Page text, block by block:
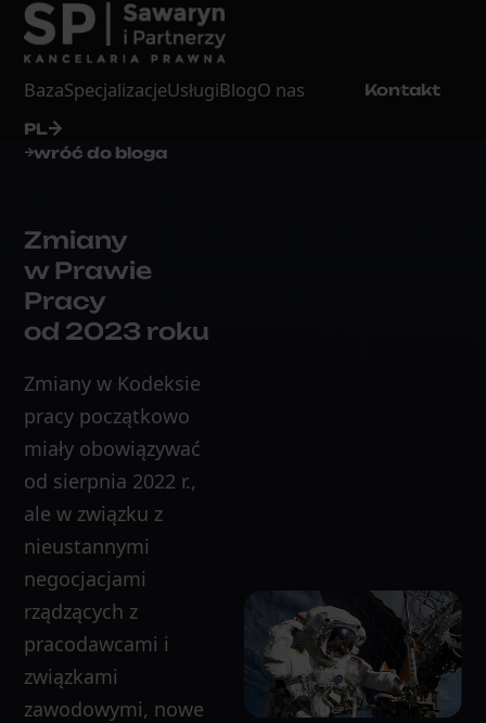
BazaSpecjalizacjeUsługiBlogO nas Kontakt
PL
wróć do bloga
Zmiany
w Prawie
Pracy
od 2023 roku
Zmiany w Kodeksie
pracy początkowo
miały obowiązywać
od sierpnia 2022 r.,
ale w związku z
nieustannymi
negocjacjami
rządzących z
pracodawcami i
związkami
zawodowymi, nowe